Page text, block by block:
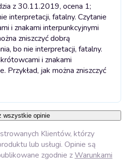
z 30.11.2019, ocena 1;
interpretacji, fatalny. Czytanie
i znakami interpunkcyjnymi
zniszczyć dobrą
bo nie interpretacji, fatalny.
i znakami
Przykład, jak można zniszczyć
wszystkie opinie
Klientów, którzy
lub usługi. Opinie są
zgodnie zWarunkami